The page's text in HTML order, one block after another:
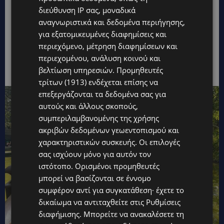
Στην ουσία, η πορεία της δείχνει κάτι πολύ
απλό αλλά δύσκολο, ότι η επιστήμη δεν είναι
μόνο ανακαλύψεις, αλλά και υπομονή,
συνέχεια και επιμονή μέχρι μια ιδέα να φτάσει
να γίνει θεραπεία.
διεύθυνση IP σας, μοναδικά
αναγνωριστικά και δεδομένα περιήγησης,
για εξατομικευμένες διαφημίσεις και
περιεχόμενο, μέτρηση διαφημίσεων και
περιεχομένου, ανάλυση κοινού και
βελτίωση υπηρεσιών. Προμηθευτές
τρίτων (1913) ενδέχεται επίσης να
επεξεργάζονται τα δεδομένα σας για
αυτούς και άλλους σκοπούς,
συμπεριλαμβανομένης της χρήσης
ακριβών δεδομένων γεωεντοπισμού και
χαρακτηριστικών συσκευής. Οι επιλογές
σας ισχύουν μόνο για αυτόν τον
ιστότοπο. Ορισμένοι προμηθευτές
μπορεί να βασίζονται σε έννομο
συμφέρον αντί για συγκατάθεση· έχετε το
δικαίωμα να αντιταχθείτε στις Ρυθμίσεις
διαφήμισης. Μπορείτε να ανακαλέσετε τη